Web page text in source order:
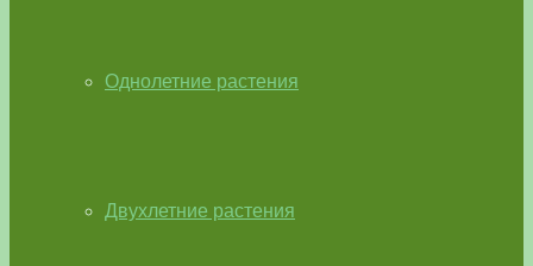
Однолетние растения
Двухлетние растения